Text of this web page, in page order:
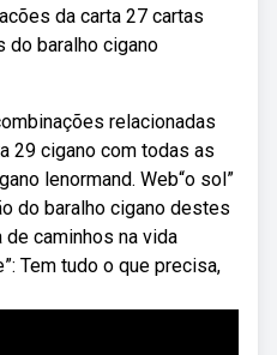
da carta 27 cartas
do baralho cigano
relacionadas
29 cigano com todas as
lenormand. Web“o sol”
do baralho cigano destes
caminhos na vida
Tem tudo o que precisa,